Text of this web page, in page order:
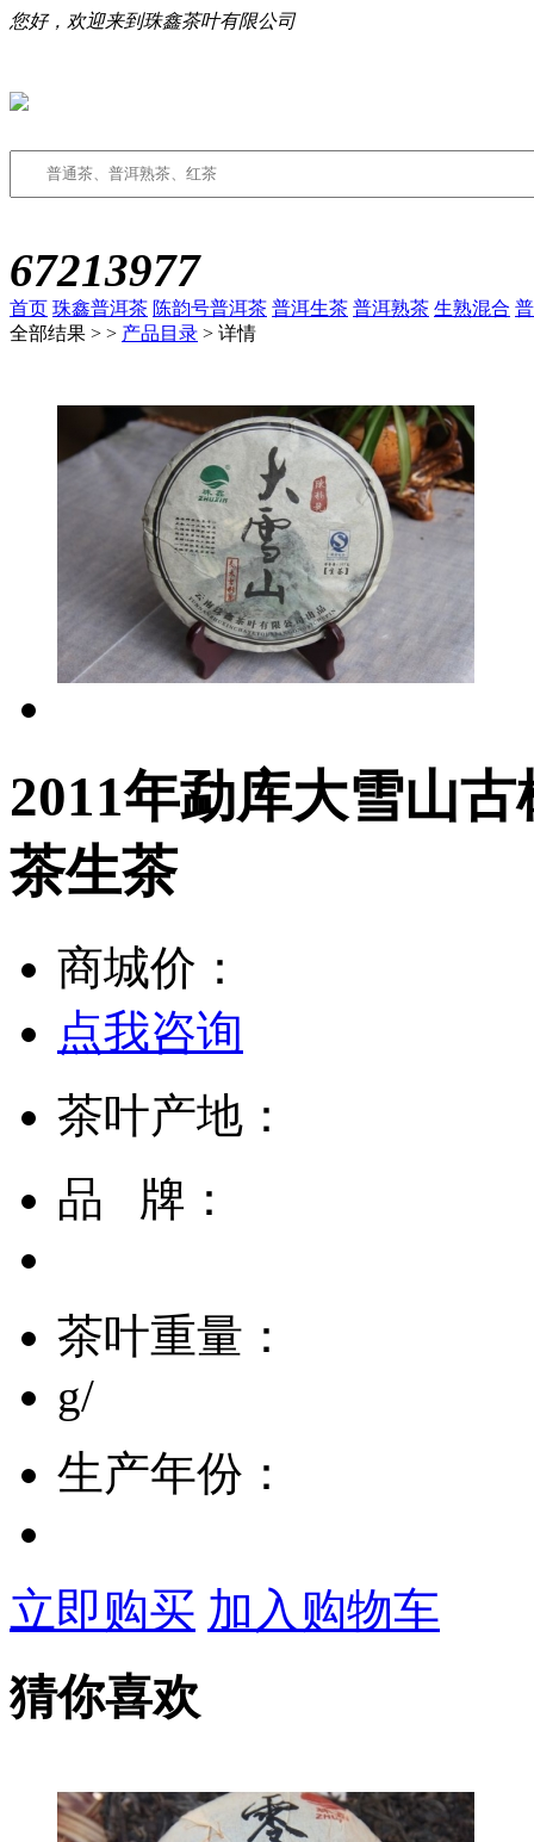
您好，欢迎来到珠鑫茶叶有限公司
67213977
首页 珠鑫普洱茶 陈韵号普洱茶 普洱生茶 普洱熟茶 生熟混合
全部结果 > > 产品目录 > 详情
2011年勐库大雪山
茶生茶
商城价：
点我咨询
茶叶产地：
品 牌：
茶叶重量：
g/
生产年份：
立即购买 加入购物车
猜你喜欢